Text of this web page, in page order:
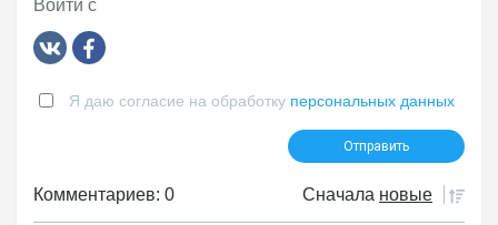
Войти с
Я даю согласие на обработку персональных данных
Комментариев: 0 Сначала новые